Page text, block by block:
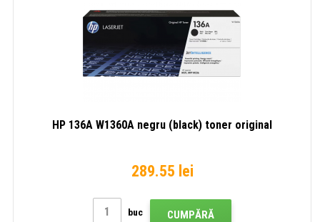
HP 136A W1360A negru (black) toner original
289.55 lei
buc CUMPĂRĂ